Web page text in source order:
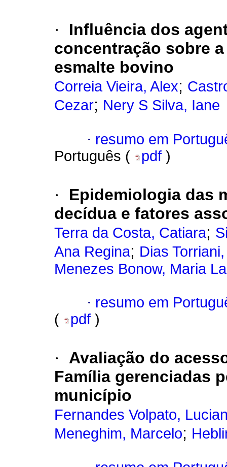
·
Influência dos
concentração sobre
esmalte bovino
Correia Vieira, Alex;
Cezar; Nery S Silva, Iane
· resumo em
Português (
pdf )
·
Epidemiologia das
decídua e fatores
Terra da Costa, Catiara;
Ana Regina; Dias
Menezes Bonow, Maria
· resumo em
(
pdf )
·
Avaliação do
Família gerenciadas
município
Fernandes Volpato,
Meneghim, Marcelo;